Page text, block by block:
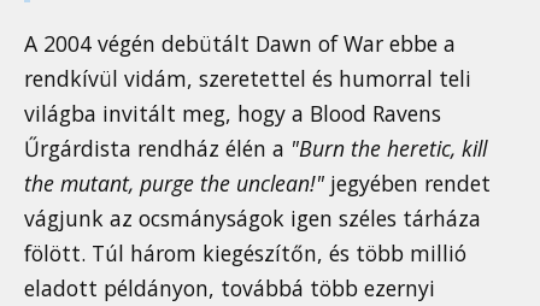
A 2004 végén debütált Dawn of War ebbe a
rendkívül vidám, szeretettel és humorral teli
világba invitált meg, hogy a Blood Ravens
Űrgárdista rendház élén a "Burn the heretic, kill
the mutant, purge the unclean!" jegyében rendet
vágjunk az ocsmányságok igen széles tárháza
fölött. Túl három kiegészítőn, és több millió
eladott példányon, továbbá több ezernyi